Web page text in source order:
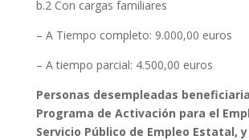
b.2 Con cargas familiares
– A Tiempo completo: 9.000,00 euros
– A tiempo parcial: 4.500,00 euros
Personas desempleadas
Programa de Activación para el
Servicio Público de Empleo Estatal,